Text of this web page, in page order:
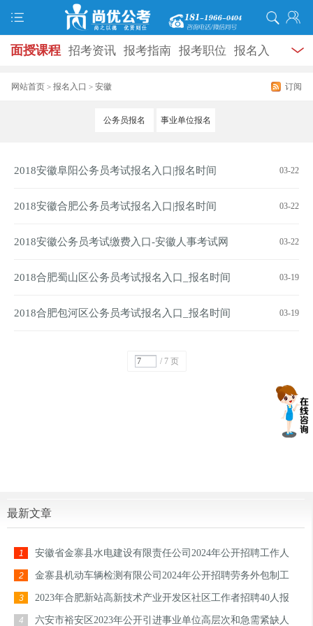
面授课程 招考资讯 报考指南 报考职位 报名入
口 打准考证 成绩查询 辅导
服务信息
网站首页 > 报名入口 > 安徽 订阅
公务员报名 事业单位报名
2018安徽阜阳公务员考试报名入口|报名时间 03-22
2018安徽合肥公务员考试报名入口|报名时间 03-22
2018安徽公务员考试缴费入口-安徽人事考试网 03-22
2018合肥蜀山区公务员考试报名入口_报名时间 03-19
2018合肥包河区公务员考试报名入口_报名时间 03-19
/ 7 页
最新文章
1
安徽省金寨县水电建设有限责任公司2024年公开招聘工作人
员报名入口
2
金寨县机动车辆检测有限公司2024年公开招聘劳务外包制工
作人员报名入口
3
2023年合肥新站高新技术产业开发区社区工作者招聘40人报
名入口
4 六安市裕安区2023年公开引进事业单位高层次和急需紧缺人